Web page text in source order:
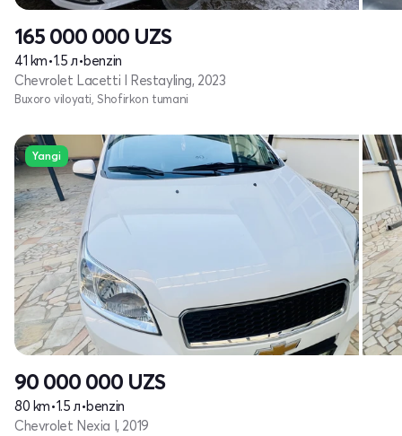
165 000 000 UZS
41 km•1.5 л•benzin
Chevrolet Lacetti I Restayling, 2023
Buxoro viloyati, Shofirkon tumani
Yangi
90 000 000 UZS
80 km•1.5 л•benzin
Chevrolet Nexia I, 2019